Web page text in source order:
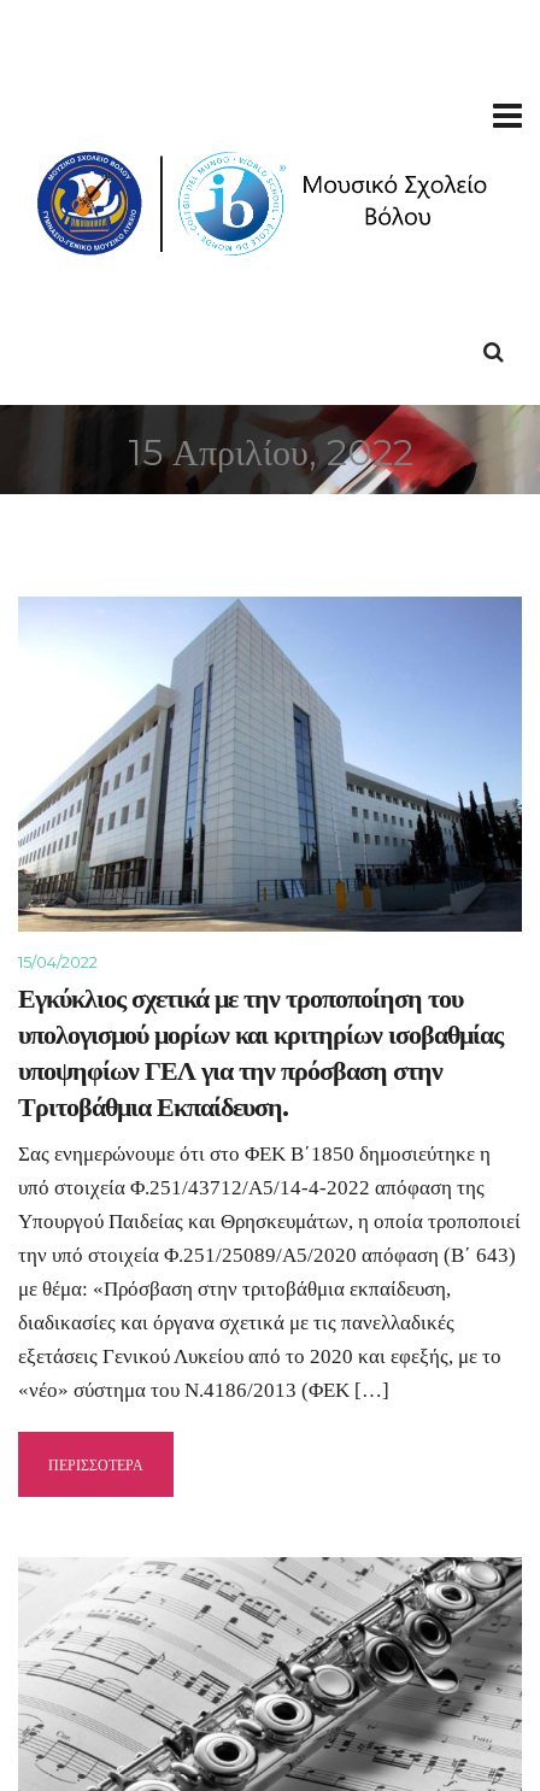
15 Απριλίου, 2022
15/04/2022
Εγκύκλιος σχετικά με την τροποποίηση του
υπολογισμού μορίων και κριτηρίων ισοβαθμίας
υποψηφίων ΓΕΛ για την πρόσβαση στην
Τριτοβάθμια Εκπαίδευση.
Σας ενημερώνουμε ότι στο ΦΕΚ Β΄1850 δημοσιεύτηκε η
υπό στοιχεία Φ.251/43712/Α5/14-4-2022 απόφαση της
Υπουργού Παιδείας και Θρησκευμάτων, η οποία τροποποιεί
την υπό στοιχεία Φ.251/25089/Α5/2020 απόφαση (Β΄ 643)
με θέμα: «Πρόσβαση στην τριτοβάθμια εκπαίδευση,
διαδικασίες και όργανα σχετικά με τις πανελλαδικές
εξετάσεις Γενικού Λυκείου από το 2020 και εφεξής, με το
«νέο» σύστημα του Ν.4186/2013 (ΦΕΚ […]
ΠΕΡΙΣΣΟΤΕΡΑ